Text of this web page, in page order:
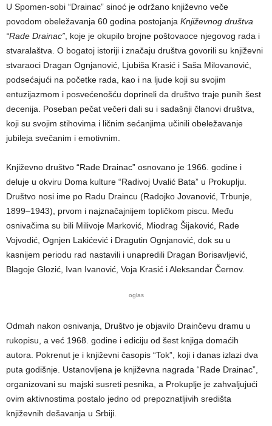
U Spomen-sobi “Drainac” sinoć je održano književno veče
povodom obeležavanja 60 godina postojanja Književnog društva
“Rade Drainac” , koje je okupilo brojne poštovaoce njegovog rada i
stvaralaštva. O bogatoj istoriji i značaju društva govorili su književni
stvaraoci Dragan Ognjanović, Ljubiša Krasić i Saša Milovanović,
podsećajući na početke rada, kao i na ljude koji su svojim
entuzijazmom i posvećenošću doprineli da društvo traje punih šest
decenija. Poseban pečat večeri dali su i sadašnji članovi društva,
koji su svojim stihovima i ličnim sećanjima učinili obeležavanje
jubileja svečanim i emotivnim.
Književno društvo “Rade Drainac” osnovano je 1966. godine i
deluje u okviru Doma kulture “Radivoj Uvalić Bata” u Prokuplju.
Društvo nosi ime po Radu Draincu (Radojko Jovanović, Trbunje,
1899–1943), prvom i najznačajnijem topličkom piscu. Među
osnivačima su bili Milivoje Marković, Miodrag Šijaković, Rade
Vojvodić, Ognjen Lakićević i Dragutin Ognjanović, dok su u
kasnijem periodu rad nastavili i unapredili Dragan Borisavljević,
Blagoje Glozić, Ivan Ivanović, Voja Krasić i Aleksandar Černov.
oglas
Odmah nakon osnivanja, Društvo je objavilo Drainčevu dramu u
rukopisu, a već 1968. godine i ediciju od šest knjiga domaćih
autora. Pokrenut je i književni časopis “Tok”, koji i danas izlazi dva
puta godišnje. Ustanovljena je književna nagrada “Rade Drainac”,
organizovani su majski susreti pesnika, a Prokuplje je zahvaljujući
ovim aktivnostima postalo jedno od prepoznatljivih središta
književnih dešavanja u Srbiji.